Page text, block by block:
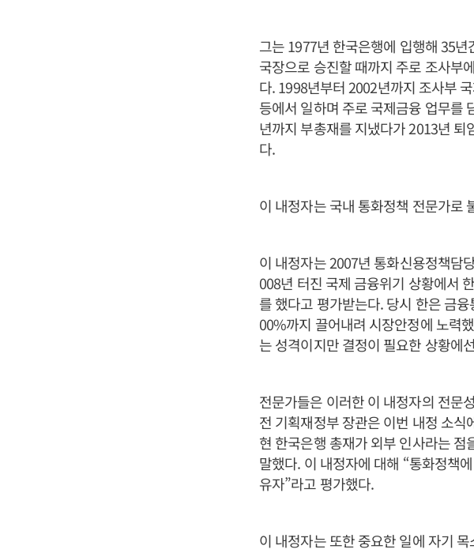
그는 1977년 한국은행에 입행해 35
국장으로 승진할 때까지 주로 조사부
다. 1998년부터 2002년까지 조사부
등에서 일하며 주로 국제금융 업무를
년까지 부총재를 지냈다가 2013년
다.
이 내정자는 국내 통화정책 전문가로
이 내정자는 2007년 통화신용정책담
008년 터진 국제 금융위기 상황에서
를 했다고 평가받는다. 당시 한은 금
00%까지 끌어내려 시장안정에 노력
는 성격이지만 결정이 필요한 상황에
전문가들은 이러한 이 내정자의 전문
전 기획재정부 장관은 이번 내정 소
현 한국은행 총재가 외부 인사라는
말했다. 이 내정자에 대해 “통화정책
유자”라고 평가했다.
이 내정자는 또한 중요한 일에 자기